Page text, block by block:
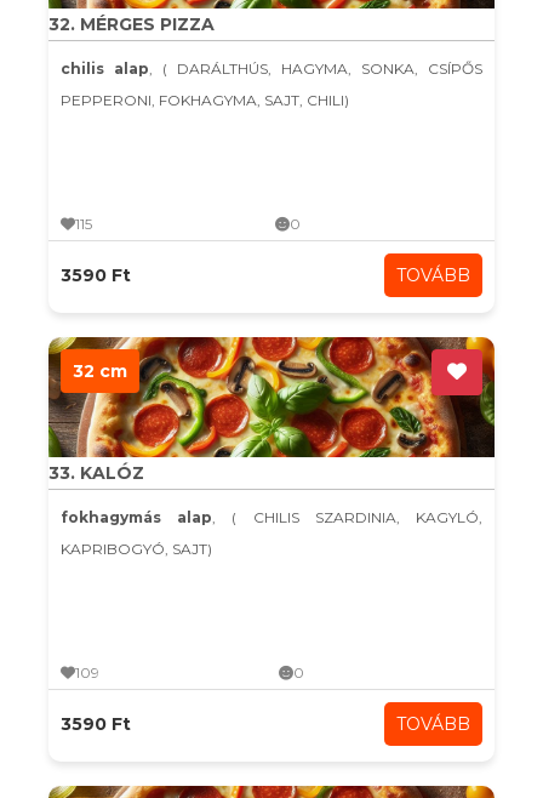
32. MÉRGES PIZZA
chilis alap, ( DARÁLTHÚS, HAGYMA, SONKA, CSÍPŐS
PEPPERONI, FOKHAGYMA, SAJT, CHILI)
115 0
3590 Ft TOVÁBB
32 cm
33. KALÓZ
fokhagymás alap, ( CHILIS SZARDINIA, KAGYLÓ,
KAPRIBOGYÓ, SAJT)
109 0
3590 Ft TOVÁBB